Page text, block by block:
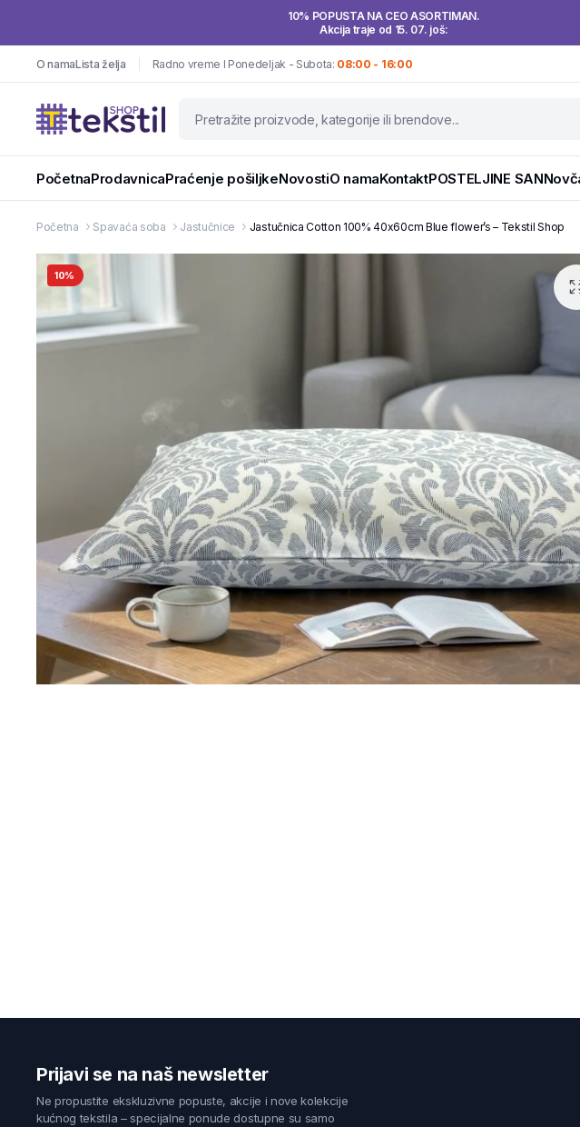
10% POPUSTA NA CEO ASORTIMAN.
Akcija traje od 15. 07. još:
O namaLista želja Radno vreme I Ponedeljak - Subota: 08:00 - 16:00
PočetnaProdavnicaPraćenje pošiljkeNovostiO namaKontaktPOSTELJINE SAN
Početna Spavaća soba Jastučnice Jastučnica Cotton 100% 40x60cm Blue flower’s – Tekstil Shop
10%
Prijavi se na naš newsletter
Ne propustite ekskluzivne popuste, akcije i nove kolekcije
kućnog tekstila – specijalne ponude dostupne su samo